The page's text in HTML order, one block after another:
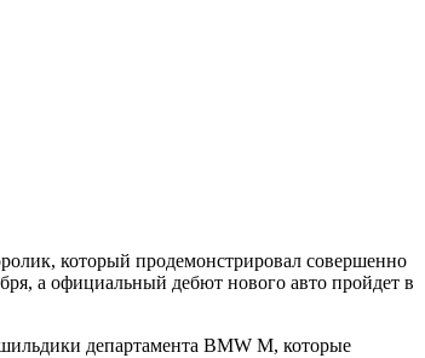
который продемонстрировал совершенно
а официальный дебют нового авто пройдет в
департамента BMW M, которые